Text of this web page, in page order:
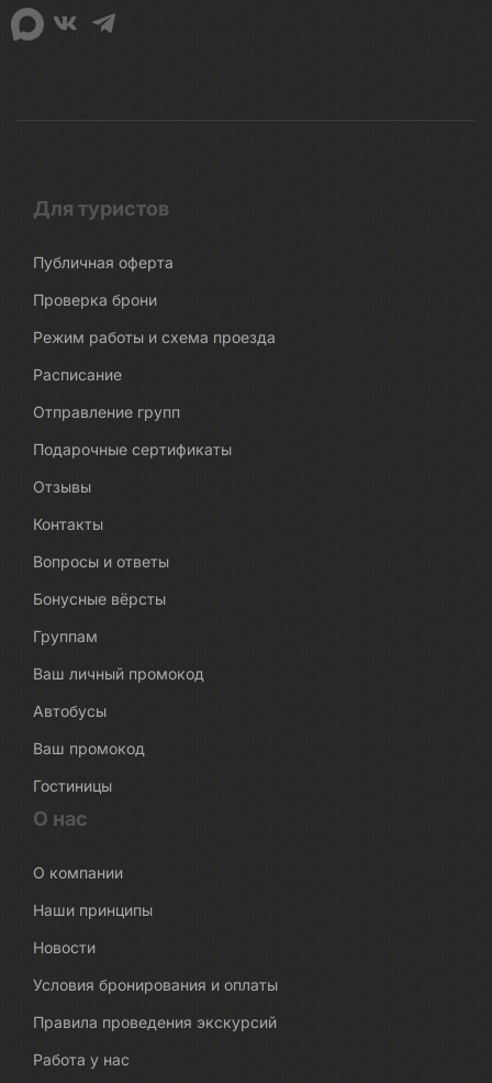
Для туристов
Публичная оферта
Проверка брони
Режим работы и схема проезда
Расписание
Отправление групп
Подарочные сертификаты
Отзывы
Контакты
Вопросы и ответы
Бонусные вёрсты
Группам
Ваш личный промокод
Автобусы
Ваш промокод
Гостиницы
О нас
О компании
Наши принципы
Новости
Условия бронирования и оплаты
Правила проведения экскурсий
Работа у нас